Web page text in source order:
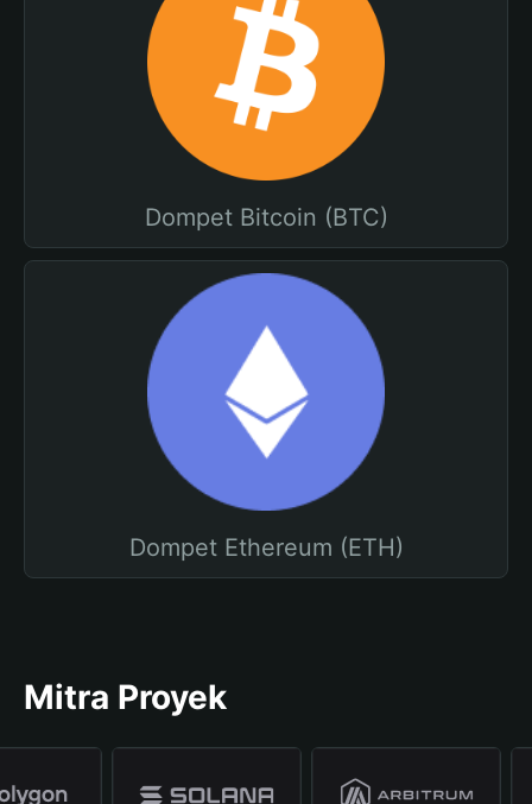
Dompet Bitcoin (BTC)
Dompet Ethereum (ETH)
Mitra Proyek